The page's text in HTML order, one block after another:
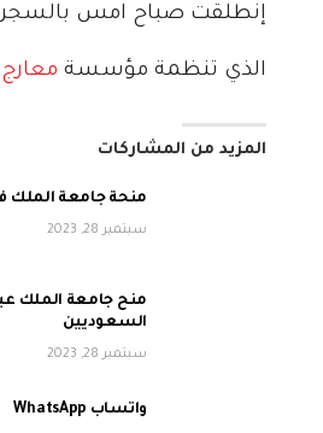
إنطلقت صباح امس بالسجن
الذي تنظمة مؤسسة معارج
المزيد من المشاركات
منحة جامعة الملك
سبتمبر 28, 2023
منح جامعة الملك
السعوديين
سبتمبر 28, 2023
واتساب WhatsApp